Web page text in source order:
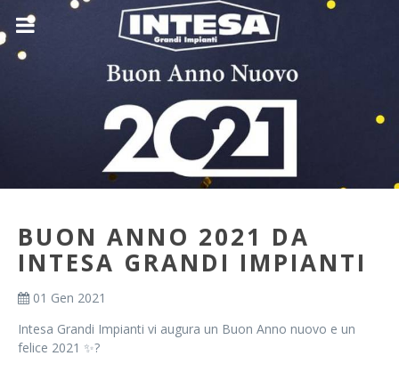
BUON ANNO 2021 DA
INTESA GRANDI IMPIANTI
01 Gen 2021
Intesa Grandi Impianti vi augura un Buon Anno nuovo e un
felice 2021 ✨?